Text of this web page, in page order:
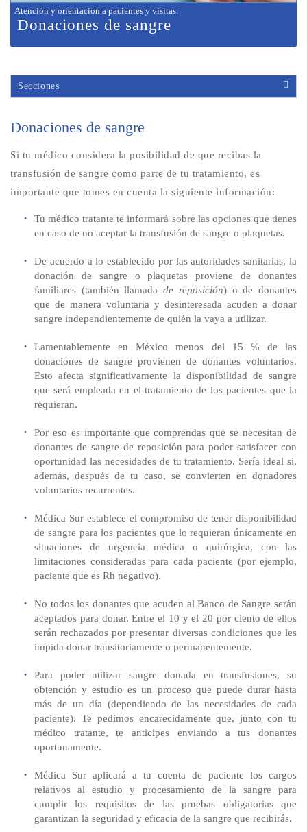
Atención y orientación a pacientes y visitas:
Donaciones de sangre
Secciones
Donaciones de sangre
Si tu médico considera la posibilidad de que recibas la
transfusión de sangre como parte de tu tratamiento, es
importante que tomes en cuenta la siguiente información:
Tu médico tratante te informará sobre las opciones que tienes
en caso de no aceptar la transfusión de sangre o plaquetas.
De acuerdo a lo establecido por las autoridades sanitarias, la
donación de sangre o plaquetas proviene de donantes
familiares (también llamadade reposición) o de donantes
que de manera voluntaria y desinteresada acuden a donar
sangre independientemente de quién la vaya a utilizar.
Lamentablemente en México menos del 15 % de las
donaciones de sangre provienen de donantes voluntarios.
Esto afecta significativamente la disponibilidad de sangre
que será empleada en el tratamiento de los pacientes que la
requieran.
Por eso es importante que comprendas que se necesitan de
donantes de sangre de reposición para poder satisfacer con
oportunidad las necesidades de tu tratamiento. Sería ideal si,
además, después de tu caso, se convierten en donadores
voluntarios recurrentes.
Médica Sur establece el compromiso de tener disponibilidad
de sangre para los pacientes que lo requieran únicamente en
situaciones de urgencia médica o quirúrgica, con las
limitaciones consideradas para cada paciente (por ejemplo,
paciente que es Rh negativo).
No todos los donantes que acuden al Banco de Sangre serán
aceptados para donar. Entre el 10 y el 20 por ciento de ellos
serán rechazados por presentar diversas condiciones que les
impida donar transitoriamente o permanentemente.
Para poder utilizar sangre donada en transfusiones, su
obtención y estudio es un proceso que puede durar hasta
más de un día (dependiendo de las necesidades de cada
paciente). Te pedimos encarecidamente que, junto con tu
médico tratante, te anticipes enviando a tus donantes
oportunamente.
Médica Sur aplicará a tu cuenta de paciente los cargos
relativos al estudio y procesamiento de la sangre para
cumplir los requisitos de las pruebas obligatorias que
garantizan la seguridad y eficacia de la sangre que recibirás.